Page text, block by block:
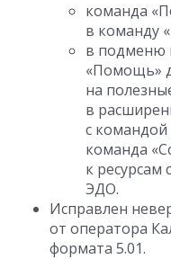
команда
в команду
в подменю
«Помощь»
на
в
с командой
команда
к
ЭДО.
Исправлен
от оператора
формата 5.01.